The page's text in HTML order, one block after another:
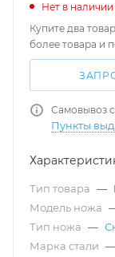
Нет в наличии
Купите два
более товара и
Самовывоз
Пункты
Тип товара —
Модель ножа
Тип ножа —
Марка стали —